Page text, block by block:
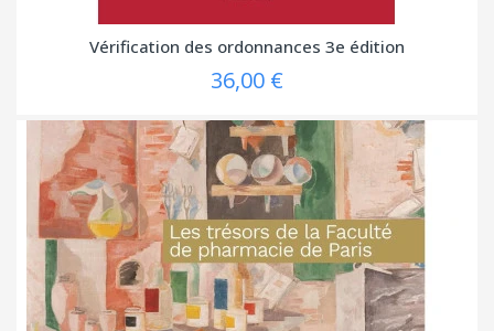
Vérification des ordonnances 3e édition
36,00 €